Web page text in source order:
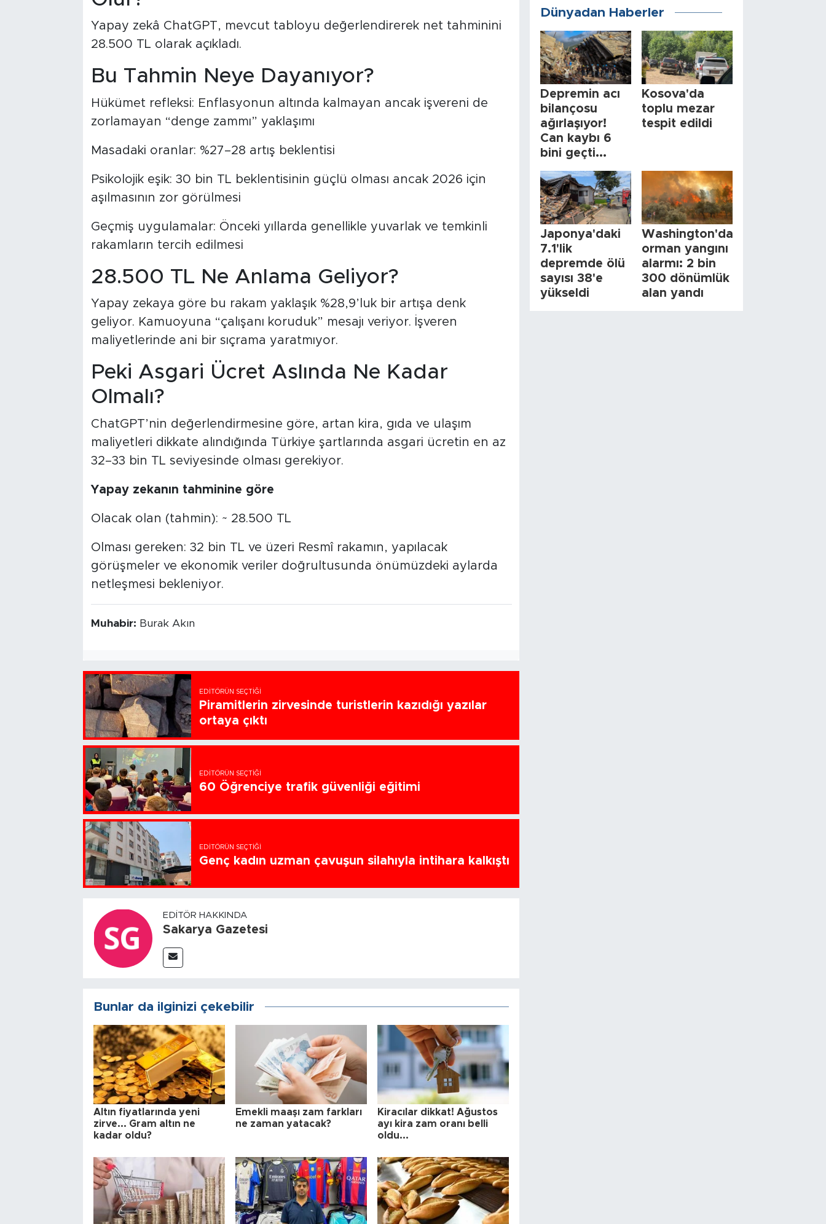
Yapay zekâ ChatGPT, mevcut tabloyu değerlendirerek net tahminini
28.500 TL olarak açıkladı.
Bu Tahmin Neye Dayanıyor?
Hükümet refleksi: Enflasyonun altında kalmayan ancak işvereni de
zorlamayan “denge zammı” yaklaşımı
Masadaki oranlar: %27–28 artış beklentisi
Psikolojik eşik: 30 bin TL beklentisinin güçlü olması ancak 2026 için
aşılmasının zor görülmesi
Geçmiş uygulamalar: Önceki yıllarda genellikle yuvarlak ve temkinli
rakamların tercih edilmesi
28.500 TL Ne Anlama Geliyor?
Yapay zekaya göre bu rakam yaklaşık %28,9’luk bir artışa denk
geliyor. Kamuoyuna “çalışanı koruduk” mesajı veriyor. İşveren
maliyetlerinde ani bir sıçrama yaratmıyor.
Peki Asgari Ücret Aslında Ne Kadar
Olmalı?
ChatGPT’nin değerlendirmesine göre, artan kira, gıda ve ulaşım
maliyetleri dikkate alındığında Türkiye şartlarında asgari ücretin en az
32–33 bin TL seviyesinde olması gerekiyor.
Yapay zekanın tahminine göre
Olacak olan (tahmin): ~ 28.500 TL
Olması gereken: 32 bin TL ve üzeri Resmî rakamın, yapılacak
görüşmeler ve ekonomik veriler doğrultusunda önümüzdeki aylarda
netleşmesi bekleniyor.
Muhabir: Burak Akın
EDITÖRÜN SEÇTIĞI
Piramitlerin zirvesinde turistlerin kazıdığı yazılar
ortaya çıktı
EDITÖRÜN SEÇTIĞI
60 Öğrenciye trafik güvenliği eğitimi
EDITÖRÜN SEÇTIĞI
Genç kadın uzman çavuşun silahıyla intihara kalkıştı
EDITÖR HAKKINDA
Sakarya Gazetesi
Bunlar da ilginizi çekebilir
Altın fiyatlarında yeni
zirve... Gram altın ne
kadar oldu?
Emekli maaşı zam farkları
ne zaman yatacak?
Kiracılar dikkat! Ağustos
ayı kira zam oranı belli
oldu...
Dünyadan Haberler
Depremin acı
bilançosu
ağırlaşıyor!
Can kaybı 6
bini geçti...
Kosova'da
toplu mezar
tespit edildi
Japonya'daki
7.1'lik
depremde ölü
sayısı 38'e
yükseldi
Washington'da
orman yangını
alarmı: 2 bin
300 dönümlük
alan yandı